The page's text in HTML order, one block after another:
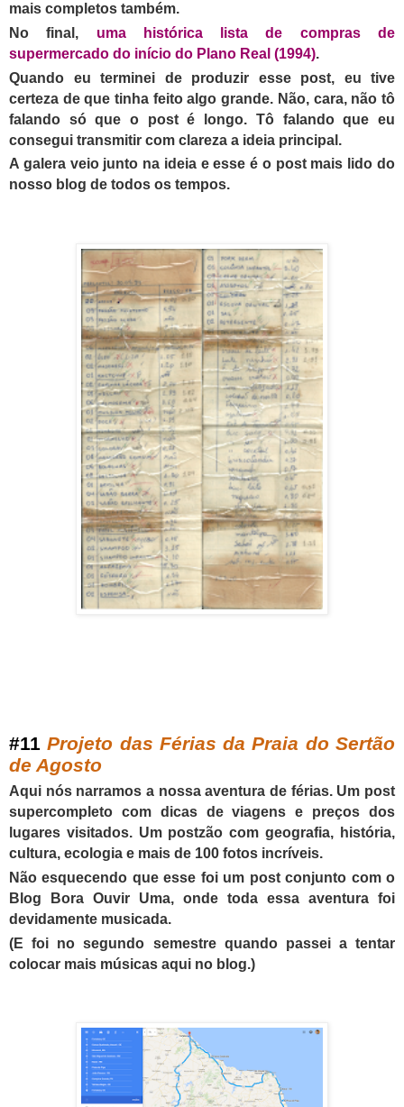
mais completos também.
No final, uma histórica lista de compras de
supermercado do início do P lano Real (1994).
Quando eu terminei de produzir esse post, eu tive
certeza de que tinha feito algo grande. Não, cara, não tô
falando só que o post é longo. Tô falando que eu
consegui transmitir com clareza a ideia principal.
A galera veio junto na ideia e esse é o post mais lido do
nosso blog de todos os tempos.
#11 Projeto das Férias da Praia do Sertão
de Agosto
Aqui nós narramos a nossa aventura de férias. Um post
supercompleto com dicas de viagens e preços dos
lugares visitados. Um postzão com geografia, história,
cultura, ecologia e mais de 100 fotos incríveis.
Não esquecendo que esse foi um post conjunto com o
Blog Bora Ouvir Uma, onde toda essa aventura foi
devidamente musicada.
(E foi no segundo semestre quando passei a tentar
colocar mais músicas aqui no blog.)